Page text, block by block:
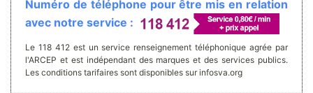
Numéro de téléphone pour être mis en relation
avec notre service :
Le 118 412 est un service renseignement téléphonique agrée par
l'ARCEP et est indépendant des marques et des services publics.
Les conditions tarifaires sont disponibles sur infosva.org